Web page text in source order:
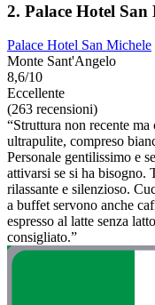
2. Palace Hotel San
Palace Hotel San Michele
Monte Sant'Angelo
8,6/10
Eccellente
(263 recensioni)
“Struttura non recente
ultrapulite, compreso
Personale gentilissimo e
attivarsi se si ha bisogno.
rilassante e silenzioso.
a buffet servono anche
espresso al latte senza
consigliato.”